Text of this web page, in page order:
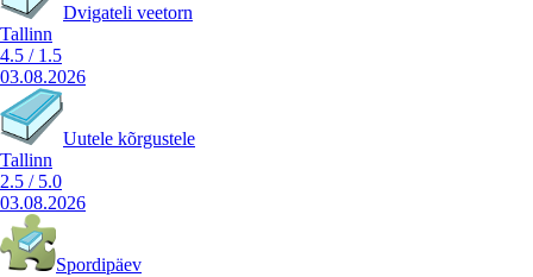
Dvigateli veetorn
Tallinn
4.5 / 1.5
03.08.2026
Uutele kõrgustele
Tallinn
2.5 / 5.0
03.08.2026
Spordipäev